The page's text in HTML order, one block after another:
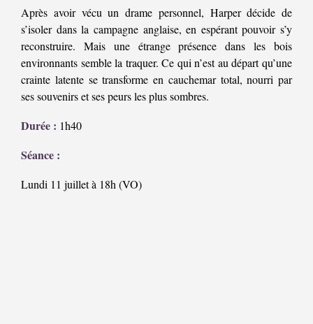
Après avoir vécu un drame personnel, Harper décide de
s’isoler dans la campagne anglaise, en espérant pouvoir s’y
reconstruire. Mais une étrange présence dans les bois
environnants semble la traquer. Ce qui n’est au départ qu’une
crainte latente se transforme en cauchemar total, nourri par
ses souvenirs et ses peurs les plus sombres.
Durée : 1h40
Séance :
Lundi 11 juillet à 18h (VO)